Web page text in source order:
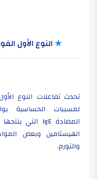
★النوع الأول
تحدث تفاعلات النوع
لمسببات الحساسية
المضادة IgE التي
الهيستامين وبعض
والتورم.